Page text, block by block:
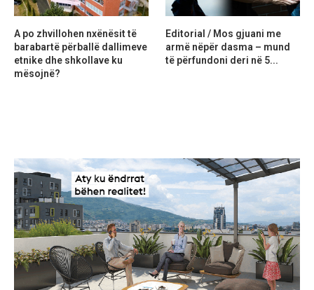
A po zhvillohen nxënësit të
barabartë përballë dallimeve
etnike dhe shkollave ku
mësojnë?
Editorial / Mos gjuani me
armë nëpër dasma – mund
të përfundoni deri në 5...